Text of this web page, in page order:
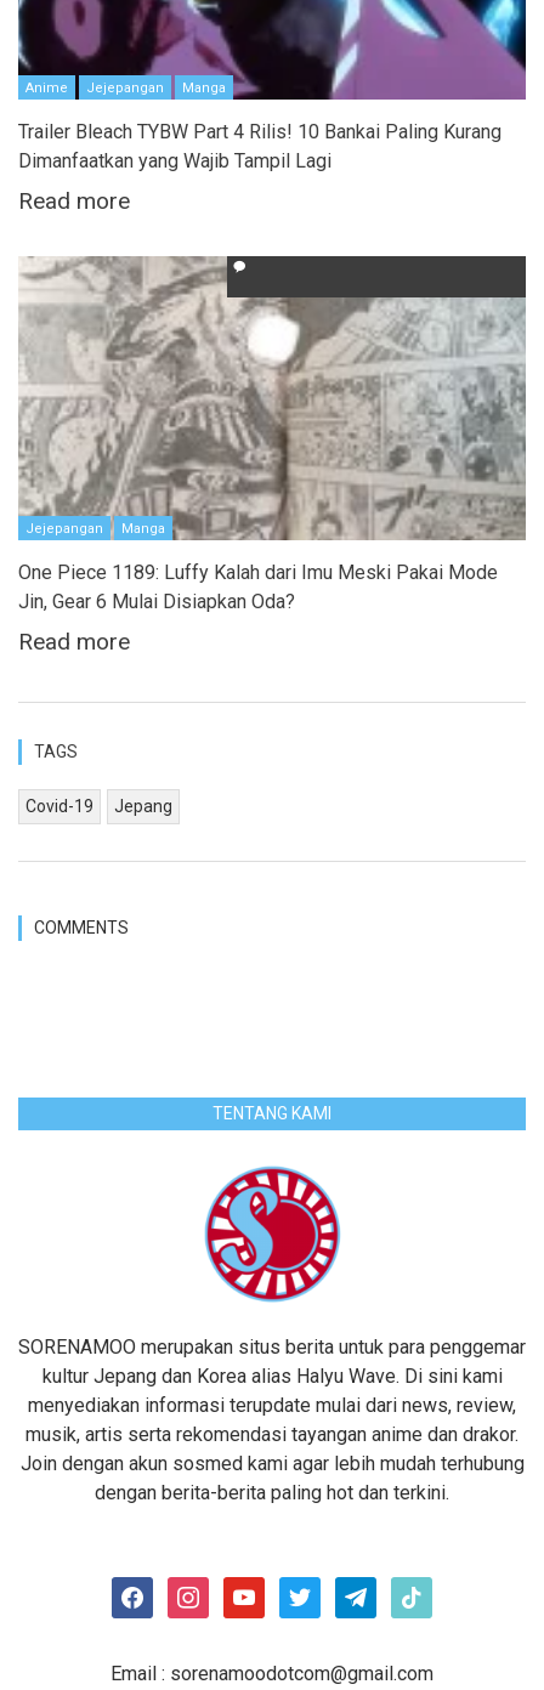
Anime Jejepangan Manga
Trailer Bleach TYBW Part 4 Rilis! 10 Bankai Paling Kurang
Dimanfaatkan yang Wajib Tampil Lagi
Read more
Jejepangan Manga
One Piece 1189: Luffy Kalah dari Imu Meski Pakai Mode
Jin, Gear 6 Mulai Disiapkan Oda?
Read more
TAGS
Covid-19 Jepang
COMMENTS
TENTANG KAMI
SORENAMOO merupakan situs berita untuk para penggemar
kultur Jepang dan Korea alias Halyu Wave. Di sini kami
menyediakan informasi terupdate mulai dari news, review,
musik, artis serta rekomendasi tayangan anime dan drakor.
Join dengan akun sosmed kami agar lebih mudah terhubung
dengan berita-berita paling hot dan terkini.
facebookinstagramyoutubetwitter telegramtiktok
Email : sorenamoodotcom@gmail.com